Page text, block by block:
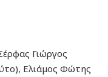
Γιώργος
Ελιάμος Φώτης